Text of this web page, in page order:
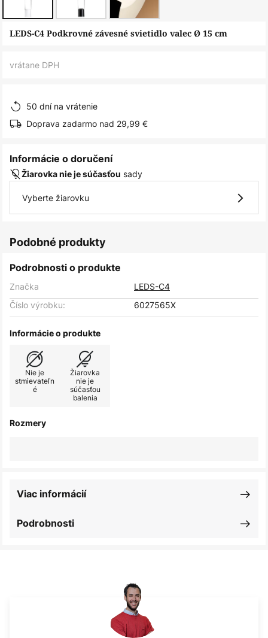
Preskočiť
LEDS-C4 Podkrovné závesné svietidlo valec Ø 15 cm
vrátane DPH
50 dní na vrátenie
Doprava zadarmo nad 29,99 €
Informácie o doručení
Žiarovka nie je súčasťou sady
Vyberte žiarovku
Podobné produkty
Podrobnosti o produkte
Značka
LEDS-C4
Číslo výrobku:
6027565X
Informácie o produkte
Nie je
stmievateľn
é
Žiarovka
nie je
súčasťou
balenia
Rozmery
Podrobnosti
Viac informácií